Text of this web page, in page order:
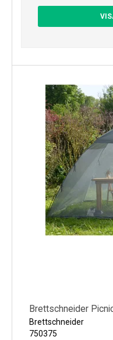
Brettschneider
Brettschneider
750375